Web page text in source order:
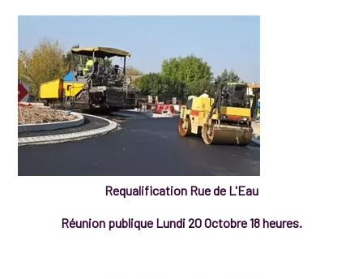
Requalification Rue de L'Eau
Réunion publique Lundi 20 Octobre 18 heures.